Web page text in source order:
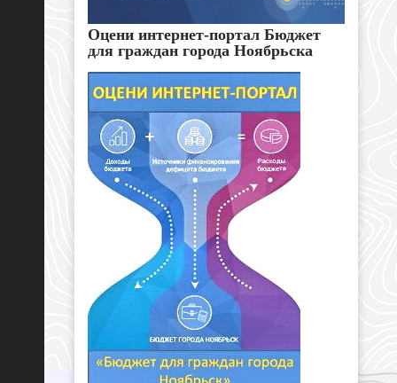
Оцени интернет-портал Бюджет
для граждан города Ноябрьска